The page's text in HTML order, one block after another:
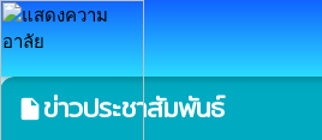
insert_drive_fileข่าวประชาสัมพันธ์